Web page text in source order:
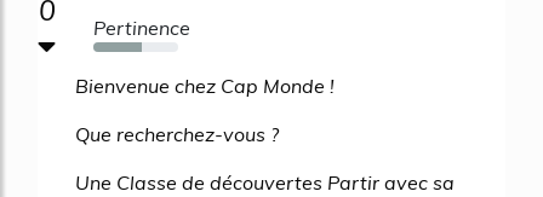
0 Pertinence
57%
Bienvenue chez Cap Monde !
Que recherchez-vous ?
Une Classe de découvertes Partir avec sa